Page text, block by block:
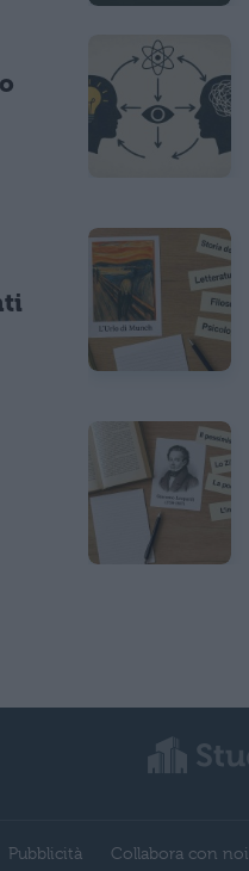
Pubblicità Collabora con noi